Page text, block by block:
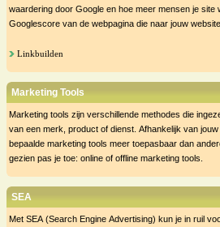
waardering door Google en hoe meer mensen je site
Googlescore van de webpagina die naar jouw
Linkbuilden
Marketing Tools
Marketing tools zijn verschillende methodes die
van een merk, product of dienst. Afhankelijk van
bepaalde marketing tools meer toepasbaar dan
gezien pas je toe: online of offline marketing tools.
SEA
Met SEA (Search Engine Advertising) kun je in ruil